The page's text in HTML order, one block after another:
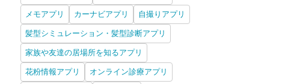
メモアプリ カーナビアプリ 自撮りアプリ
髪型シミュレーション・髪型診断アプリ
家族や友達の居場所を知るアプリ
花粉情報アプリ オンライン診療アプリ